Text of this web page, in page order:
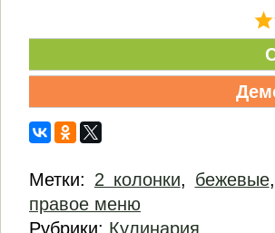
Метки: 2 колонки, бежевые
правое меню
Рубрики: Кулинария